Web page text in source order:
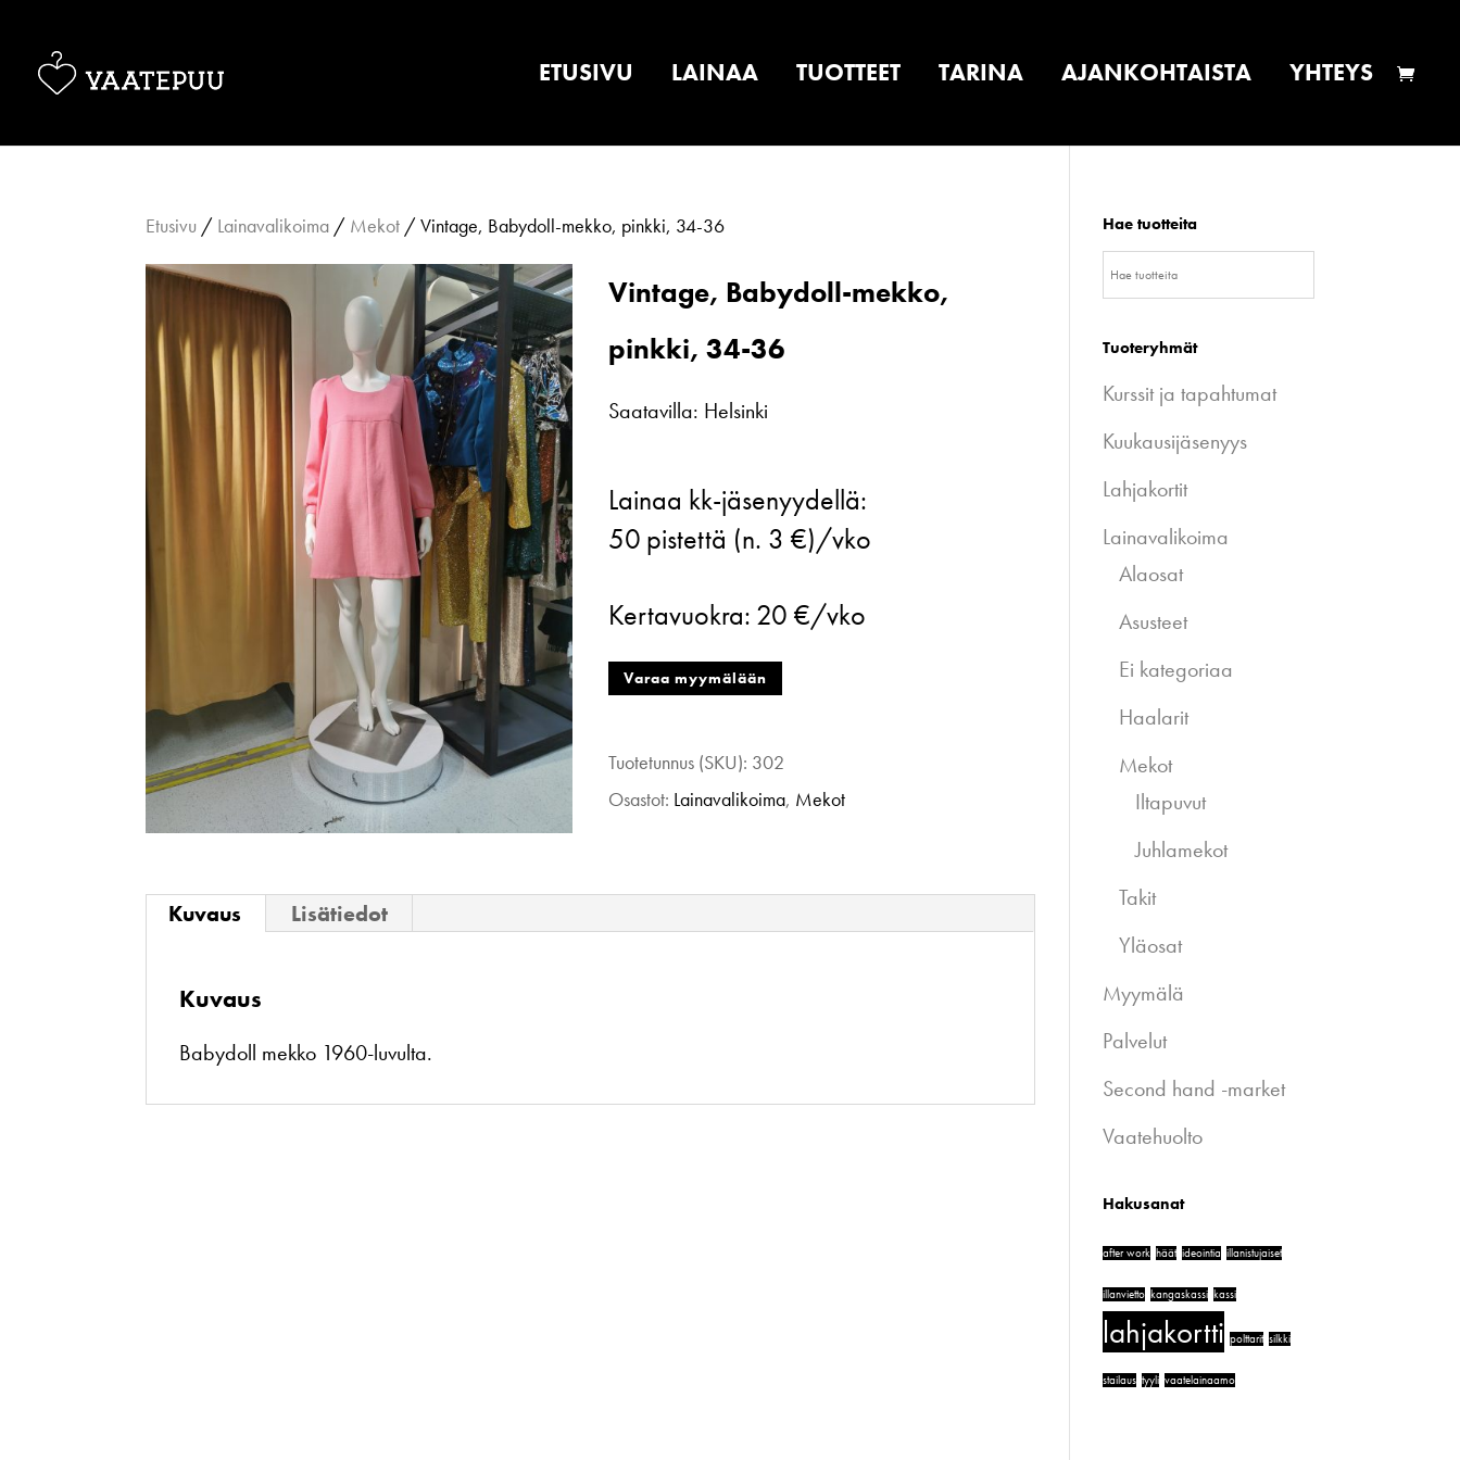
ETUSIVU LAINAA TUOTTEET TARINA AJANKOHTAISTA YHTEYS
Etusivu / Lainavalikoima / Mekot / Vintage, Babydoll-mekko, pinkki, 34-36
Vintage, Babydoll-mekko,
pinkki, 34-36
Saatavilla: Helsinki
Babydoll-
mekko,
34-
36
määrä
Lainaa kk-jäsenyydellä:
50 pistettä (n. 3 €)/vko
Kertavuokra: 20 €/vko
Varaa myymälään
Tuotetunnus (SKU): 302
Osastot: Lainavalikoima, Mekot
Kuvaus Lisätiedot
Kuvaus
Babydoll mekko 1960-luvulta.
Hae tuotteita
Tuoteryhmät
Kurssit ja tapahtumat
Kuukausijäsenyys
Lahjakortit
Lainavalikoima
Alaosat
Asusteet
Ei kategoriaa
Haalarit
Mekot
Iltapuvut
Juhlamekot
Takit
Yläosat
Myymälä
Palvelut
Second hand -market
Vaatehuolto
Hakusanat
after work häät ideointia illanistujaiset
illanvietto kangaskassi kassi
lahjakortti polttarit silkki
stailaus tyyli vaatelainaamo